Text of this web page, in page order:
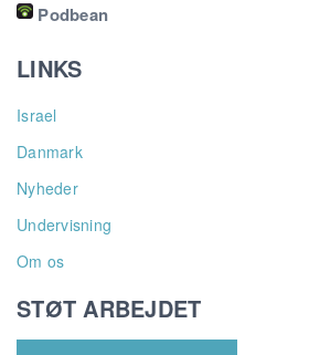
Podbean
LINKS
Israel
Danmark
Nyheder
Undervisning
Om os
STØT ARBEJDET